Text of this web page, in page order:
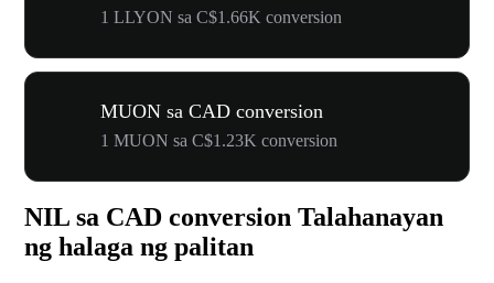
1 LLYON sa C$1.66K conversion
MUON sa CAD conversion
1 MUON sa C$1.23K conversion
NIL sa CAD conversion Talahanayan
ng halaga ng palitan